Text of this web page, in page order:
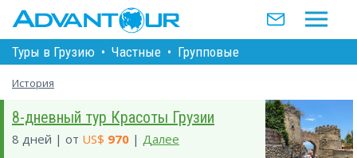
Туры в Грузию • Частные • Групповые
История
8-дневный тур Красоты Грузии
8 дней | от US$ 970 | Далее